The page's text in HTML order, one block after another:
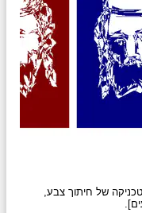
טכניקה של חיתוך צבע,